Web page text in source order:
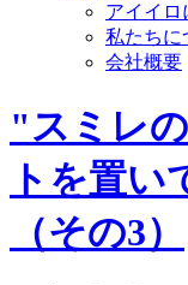
アイイロ
私たちに
会社概要
"スミレ
トを置
（その3）